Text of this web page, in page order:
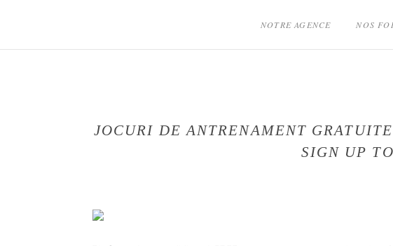
NOTRE AGENCE NOS
JOCURI DE ANTRENAMENT
SIGN UP